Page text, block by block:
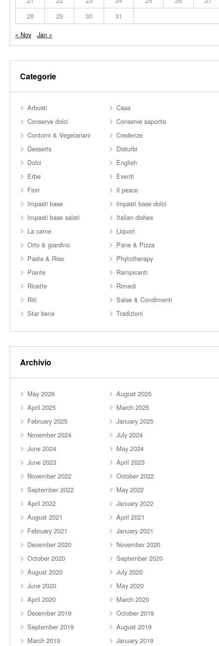
28
29 30
31
« Nov
Jan »
Categorie
Arbusti
Casa
Conserve dolci
Conserve saporite
Contorni & Vegetariani
Credenze
Desserts
Disturbi
Dolci
English
Erbe
Eventi
Fiori
Il pesce
Impasti base
impasti base dolci
Impasti base salati
Italian dishes
La carne
Liquori
Orto & giardino
Pane & Pizza
Pasta & Riso
Phytotherapy
Piante
Rampicanti
Ricette
Rimedi
Riti
Salse & Condimenti
Star bene
Tradizioni
Archivio
May 2026
August 2025
April 2025
March 2025
February 2025
January 2025
November 2024
July 2024
June 2024
May 2024
June 2023
April 2023
November 2022
October 2022
September 2022
May 2022
April 2022
January 2022
August 2021
April 2021
February 2021
January 2021
December 2020
November 2020
October 2020
September 2020
August 2020
July 2020
June 2020
May 2020
April 2020
March 2020
December 2019
October 2019
September 2019
August 2019
March 2019
January 2019